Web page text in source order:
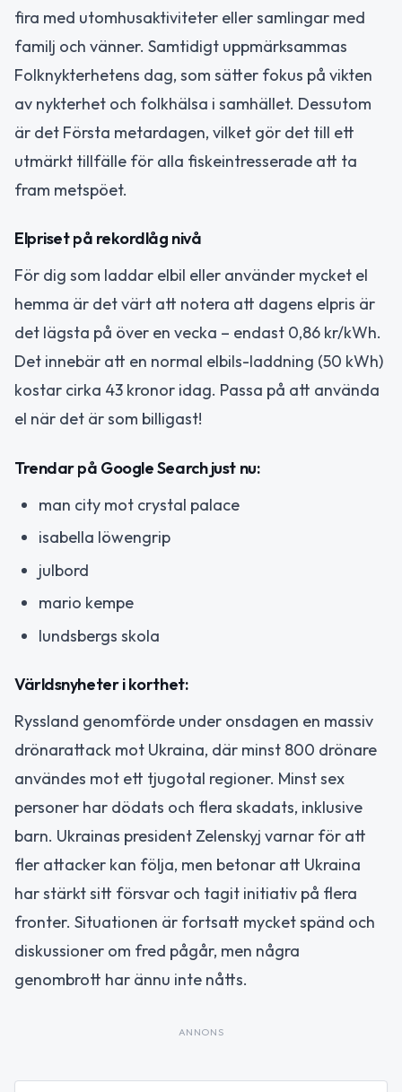
fira med utomhusaktiviteter eller samlingar med
familj och vänner. Samtidigt uppmärksammas
Folknykterhetens dag, som sätter fokus på vikten
av nykterhet och folkhälsa i samhället. Dessutom
är det Första metardagen, vilket gör det till ett
utmärkt tillfälle för alla fiskeintresserade att ta
fram metspöet.
Elpriset på rekordlåg nivå
För dig som laddar elbil eller använder mycket el
hemma är det värt att notera att dagens elpris är
det lägsta på över en vecka – endast 0,86 kr/kWh.
Det innebär att en normal elbils-laddning (50 kWh)
kostar cirka 43 kronor idag. Passa på att använda
el när det är som billigast!
Trendar på Google Search just nu:
man city mot crystal palace
isabella löwengrip
julbord
mario kempe
lundsbergs skola
Världsnyheter i korthet:
Ryssland genomförde under onsdagen en massiv
drönarattack mot Ukraina, där minst 800 drönare
användes mot ett tjugotal regioner. Minst sex
personer har dödats och flera skadats, inklusive
barn. Ukrainas president Zelenskyj varnar för att
fler attacker kan följa, men betonar att Ukraina
har stärkt sitt försvar och tagit initiativ på flera
fronter. Situationen är fortsatt mycket spänd och
diskussioner om fred pågår, men några
genombrott har ännu inte nåtts.
ANNONS